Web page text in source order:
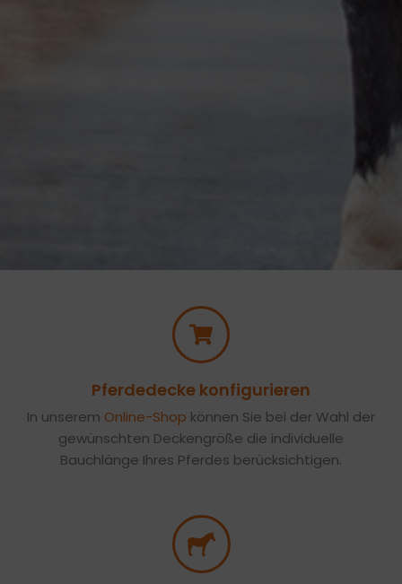
Pferdedecke konfigurieren
In unserem Online-Shop können Sie bei der Wahl der
gewünschten Deckengröße die individuelle
Bauchlänge Ihres Pferdes berücksichtigen.